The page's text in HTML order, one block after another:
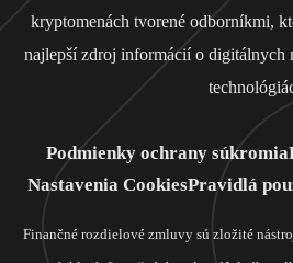
kryptomenách tvorené odborníkmi,
najlepší zdroj informácií o digitálnych
Podmienky ochrany súkromia
Nastavenia CookiesPravidlá
Finančné rozdielové zmluvy sú zložité